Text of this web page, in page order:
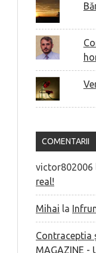
COMENTARII
victor802006
real!
Mihai la
Contraceptia
MAGAZINE -